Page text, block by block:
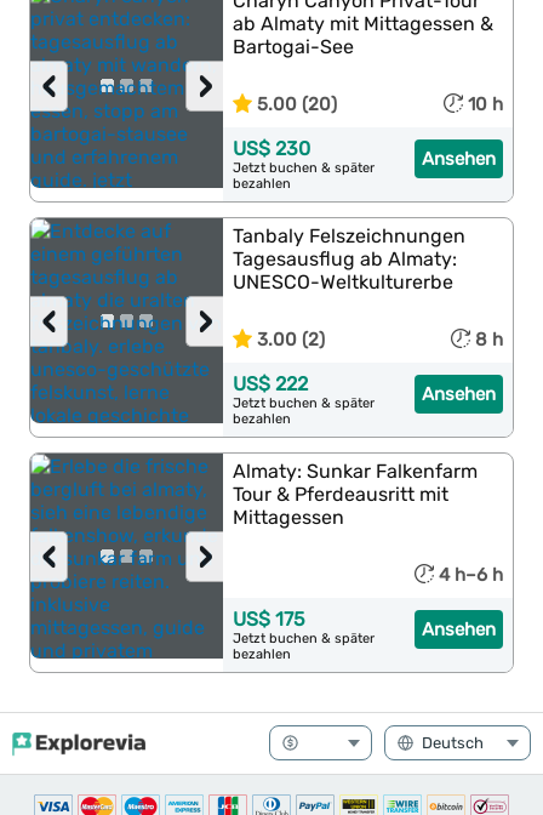
›
‹
ab Almaty mit Mittagessen &
Bartogai-See
5.00 (20) 10 h
Ansehen
US$ 230
Jetzt buchen & später
bezahlen
›
‹
Tanbaly Felszeichnungen
Tagesausflug ab Almaty:
UNESCO-Weltkulturerbe
3.00 (2) 8 h
Ansehen
US$ 222
Jetzt buchen & später
bezahlen
›
‹
Almaty: Sunkar Falkenfarm
Tour & Pferdeausritt mit
Mittagessen
4 h–6 h
Ansehen
US$ 175
Jetzt buchen & später
bezahlen